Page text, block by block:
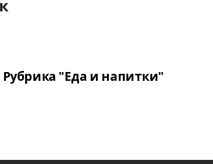
Рубрика "Еда и напитки"